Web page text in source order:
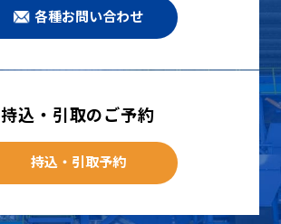
各種お問い合わせ
持込・引取のご予約
持込・引取予約